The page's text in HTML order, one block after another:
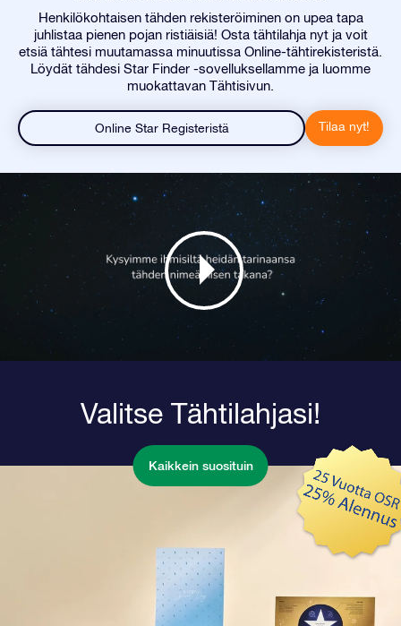
Henkilökohtaisen tähden rekisteröiminen on upea tapa
juhlistaa pienen pojan ristiäisiä! Osta tähtilahja nyt ja voit
etsiä tähtesi muutamassa minuutissa Online-tähtirekisteristä.
Löydät tähdesi Star Finder -sovelluksellamme ja luomme
muokattavan Tähtisivun.
Online Star Registeristä Tilaa nyt!
Valitse Tähtilahjasi!
Kaikkein suosituin